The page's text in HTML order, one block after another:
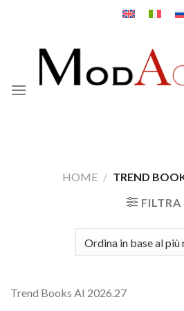
HOME / TREND
FILTRA
Trend Books AI 2026.27